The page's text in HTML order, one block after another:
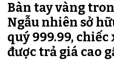
Bàn tay vàng
Ngẫu nhiên sở
quý 999.99, chiếc
được trả giá cao